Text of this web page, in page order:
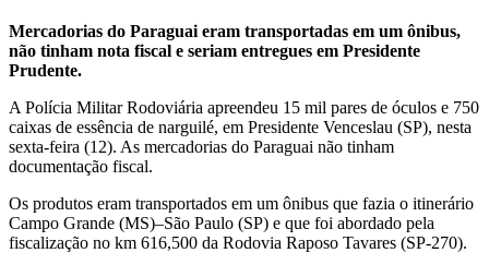
Mercadorias do Paraguai eram transportadas em um ônibus,
não tinham nota fiscal e seriam entregues em Presidente
Prudente.
A Polícia Militar Rodoviária apreendeu 15 mil pares de óculos e 750
caixas de essência de narguilé, em Presidente Venceslau (SP), nesta
sexta-feira (12). As mercadorias do Paraguai não tinham
documentação fiscal.
Os produtos eram transportados em um ônibus que fazia o itinerário
Campo Grande (MS)–São Paulo (SP) e que foi abordado pela
fiscalização no km 616,500 da Rodovia Raposo Tavares (SP-270).